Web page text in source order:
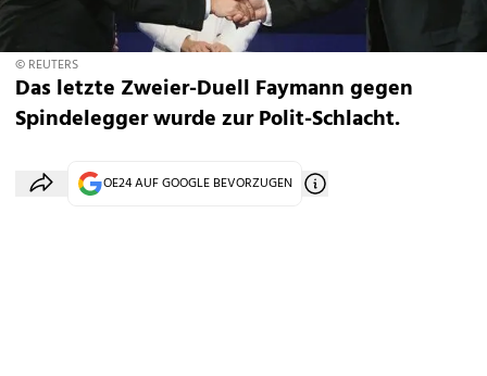
© REUTERS
Das letzte Zweier-Duell Faymann gegen
Spindelegger wurde zur Polit-Schlacht.
OE24 AUF GOOGLE BEVORZUGEN